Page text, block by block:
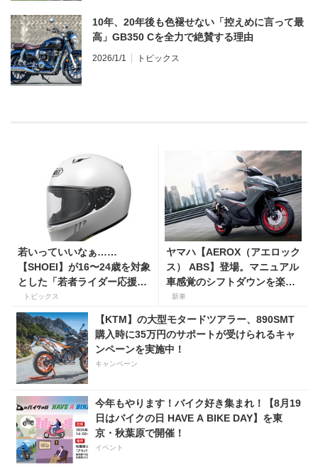
10年、20年後も色褪せない「控えめに言って最
高」GB350 Cを全力で絶賛する理由
2026/1/1 トピックス
若いっていいなぁ……
【SHOEI】が16〜24歳を対象
とした「若者ライダー応援キ
ャンペーン」を実施
トピックス
ヤマハ【AEROX（アエロック
ス） ABS】登場。マニュアル
車感覚のシフトダウンを楽し
める新型155ccスポーツスク
万1800円
新車
【KTM】の大型モタードツアラー、890SMT
購入時に35万円のサポートが受けられるキャ
ンペーンを実施中！
キャンペーン
今年もやります！バイク好き集まれ！【8月19
日はバイクの日 HAVE A BIKE DAY】を東
京・秋葉原で開催！
イベント